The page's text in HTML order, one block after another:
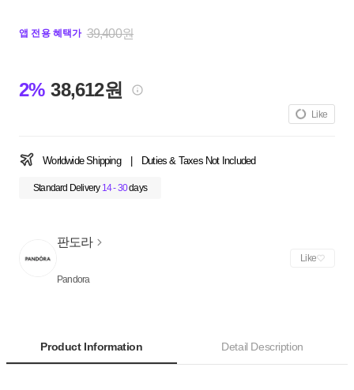
앱 전용 혜택가 39,400원
2% 38,612원
Like
Worldwide Shipping Duties & Taxes Not Included
Standard Delivery 14 - 30days
판도라
Pandora
Like
Product Information Detail Description